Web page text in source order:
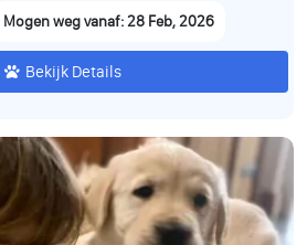
gevaccineerd volgens leeftijd. Hij
en verantwoordelijke familie
zal geven. Stuur gerust een
Mogen weg vanaf: 28 Feb, 2026
Bekijk Details